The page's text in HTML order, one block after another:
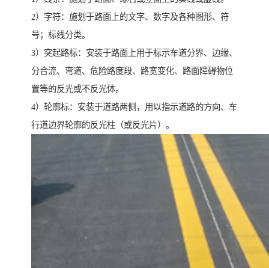
2）字符：施划于路面上的文字、数字及各种图形、符
号；标线分类。
3）突起路标：安装于路面上用于标示车道分界、边缘、
分合流、弯道、危险路度段、路宽变化、路面障碍物位
置等的反光或不反光体。
4）轮廓标：安装于道路两侧，用以指示道路的方向、车
行道边界轮廓的反光柱（或反光片）。